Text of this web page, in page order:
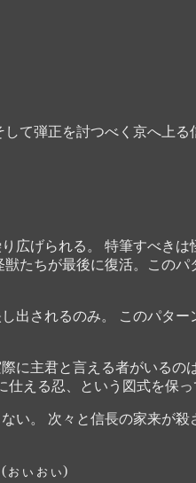
て弾正を討つべく京へ上
広げられる。 特筆すべき
たちが最後に復活。この
されるのみ。 このパタ
に主君と言える者がいる
える忍、という図式を保っ
。 次々と信長の家来が
ぉぃぉぃ)